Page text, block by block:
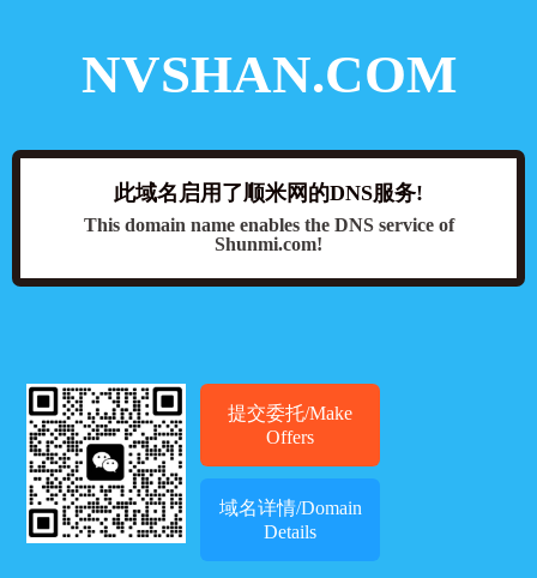
NVSHAN.COM
此域名启用了顺米网的DNS服务!
This domain name enables the DNS service of
Shunmi.com!
提交委托/Make
Offers
域名详情/Domain
Details